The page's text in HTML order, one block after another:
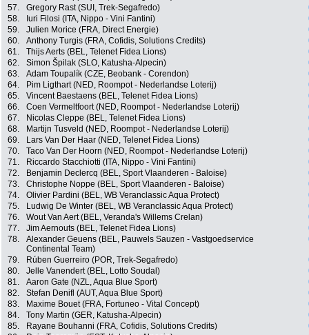
57.
Gregory Rast (SUI, Trek-Segafredo)
58.
Iuri Filosi (ITA, Nippo - Vini Fantini)
59.
Julien Morice (FRA, Direct Energie)
60.
Anthony Turgis (FRA, Cofidis, Solutions Credits)
61.
Thijs Aerts (BEL, Telenet Fidea Lions)
62.
Simon Špilak (SLO, Katusha-Alpecin)
63.
Adam Toupalík (CZE, Beobank - Corendon)
64.
Pim Ligthart (NED, Roompot - Nederlandse Loterij)
65.
Vincent Baestaens (BEL, Telenet Fidea Lions)
66.
Coen Vermeltfoort (NED, Roompot - Nederlandse Loterij)
67.
Nicolas Cleppe (BEL, Telenet Fidea Lions)
68.
Martijn Tusveld (NED, Roompot - Nederlandse Loterij)
69.
Lars Van Der Haar (NED, Telenet Fidea Lions)
70.
Taco Van Der Hoorn (NED, Roompot - Nederlandse Loterij)
71.
Riccardo Stacchiotti (ITA, Nippo - Vini Fantini)
72.
Benjamin Declercq (BEL, Sport Vlaanderen - Baloise)
73.
Christophe Noppe (BEL, Sport Vlaanderen - Baloise)
74.
Olivier Pardini (BEL, WB Veranclassic Aqua Protect)
75.
Ludwig De Winter (BEL, WB Veranclassic Aqua Protect)
76.
Wout Van Aert (BEL, Veranda's Willems Crelan)
77.
Jim Aernouts (BEL, Telenet Fidea Lions)
78.
Alexander Geuens (BEL, Pauwels Sauzen - Vastgoedservice
Continental Team)
79. Rúben Guerreiro (POR, Trek-Segafredo)
80.
Jelle Vanendert (BEL, Lotto Soudal)
81.
Aaron Gate (NZL, Aqua Blue Sport)
82.
Stefan Denifl (AUT, Aqua Blue Sport)
83.
Maxime Bouet (FRA, Fortuneo - Vital Concept)
84.
Tony Martin (GER, Katusha-Alpecin)
85.
Rayane Bouhanni (FRA, Cofidis, Solutions Credits)